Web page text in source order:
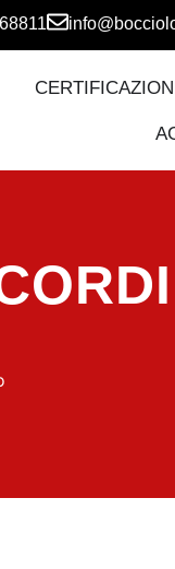
CERTIFICAZIONI